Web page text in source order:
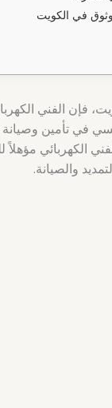
في الكويت
فإن الفني
في تأمين وصيانة
الكهربائي
والصيانة.